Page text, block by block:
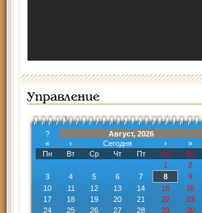
Управление
?
Август, 2026
«
‹ Сегодня ›
»
Пн
Вт Ср Чт Пт Сб
Вс
1
2
3
4 5 6 7 8
9
10
11 12 13 14 15
16
17
18 19 20 21 22
23
24
25 26 27 28 29
30